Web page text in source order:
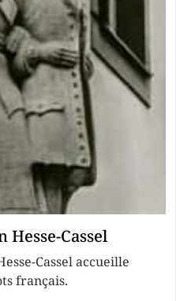
Hesse-Cassel
Cassel accueille
français.